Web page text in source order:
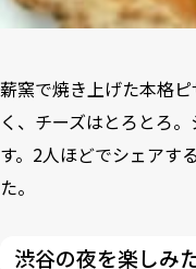
薪窯で焼き上げた本格
く、チーズはとろとろ
す。2人ほどでシェアす
た。
渋谷の夜を楽しみ